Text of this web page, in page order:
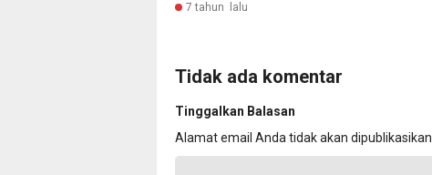
7 tahun lalu
Tidak ada komentar
Tinggalkan Balasan
Alamat email Anda tidak akan dipublikasikan.